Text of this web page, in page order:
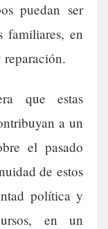
puedan ser
familiares, en
que estas
a un
el pasado
de estos
política y
en un